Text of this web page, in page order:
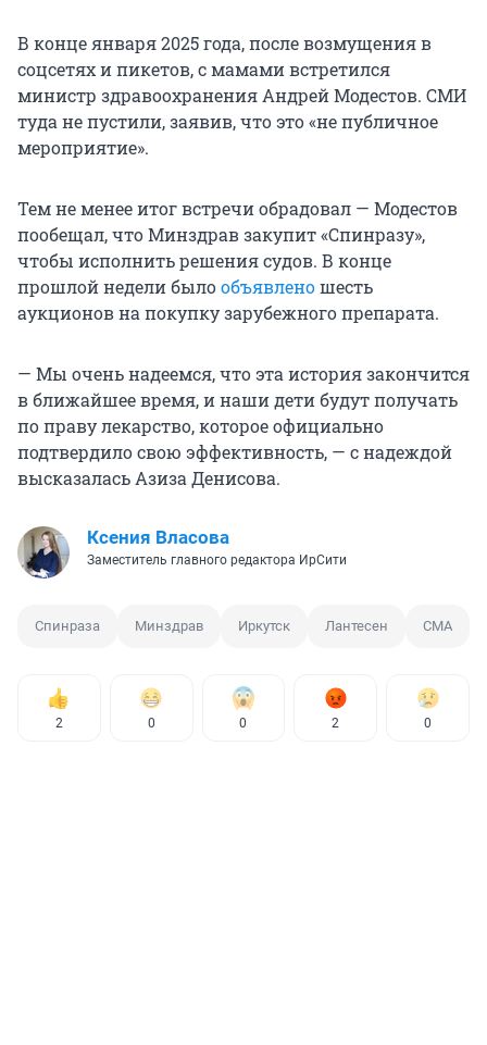
В конце января 2025 года, после возмущения в
соцсетях и пикетов, с мамами встретился
министр здравоохранения Андрей Модестов. СМИ
туда не пустили, заявив, что это «не публичное
мероприятие».
Тем не менее итог встречи обрадовал — Модестов
пообещал, что Минздрав закупит «Спинразу»,
чтобы исполнить решения судов. В конце
прошлой недели былообъявленошесть
аукционов на покупку зарубежного препарата.
— Мы очень надеемся, что эта история закончится
в ближайшее время, и наши дети будут получать
по праву лекарство, которое официально
подтвердило свою эффективность, — с надеждой
высказалась Азиза Денисова.
Ксения Власова
Заместитель главного редактора ИрСити
Спинраза Минздрав Иркутск Лантесен СМА
2 0 0 2 0